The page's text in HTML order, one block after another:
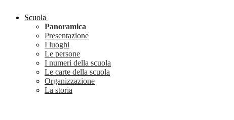
Scuola
Panoramica
Presentazione
I luoghi
Le persone
I numeri della scuola
Le carte della scuola
Organizzazione
La storia